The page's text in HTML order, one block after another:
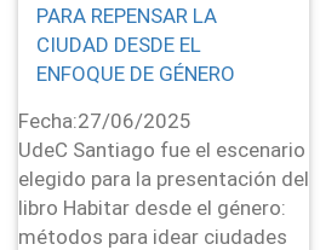
PARA REPENSAR LA
CIUDAD DESDE EL
ENFOQUE DE GÉNERO
Fecha:27/06/2025
UdeC Santiago fue el escenario
elegido para la presentación del
libro Habitar desde el género:
métodos para idear ciudades